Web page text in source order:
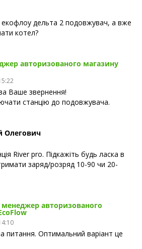
дельта 2 подовжувач, а вже
котел?
авторизованого магазину
Ваше звернення!
станцію до подовжувача.
Олегович
River pro. Підкажіть будь ласка в
заряд/розряд 10-90 чи 20-
менеджер авторизованого
питання. Оптимальний варіант це